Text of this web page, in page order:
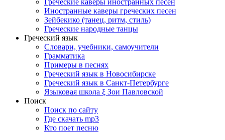
Греческие каверы иностранных песен
Иностранные каверы греческих песен
Зейбекико (танец, ритм, стиль)
Греческие народные танцы
Греческий язык
Словари, учебники, самоучители
Грамматика
Примеры в песнях
Греческий язык в Новосибирске
Греческий язык в Санкт-Петербурге
Языковая школа ξ Зои Павловской
Поиск
Поиск по сайту
Где скачать mp3
Кто поет песню